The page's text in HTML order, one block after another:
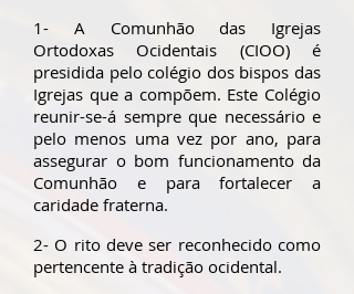
1- A Comunhão das Igrejas
Ortodoxas Ocidentais (CIOO) é
presidida pelo colégio dos bispos das
Igrejas que a compõem. Este Colégio
reunir-se-á sempre que necessário e
pelo menos uma vez por ano, para
assegurar o bom funcionamento da
Comunhão e para fortalecer a
caridade fraterna.
2- O rito deve ser reconhecido como
pertencente à tradição ocidental.